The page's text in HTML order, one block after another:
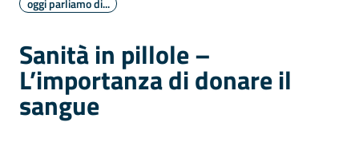
Sanità in pillole –
L’importanza di donare il
sangue
oggi parliamo di...